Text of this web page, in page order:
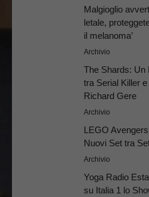
Malgioglio
letale,
il melanoma’
Archivio
The Shards: Un
tra Serial Killer
Richard Gere
Archivio
LEGO
Nuovi Set tra
Archivio
Yoga Radio
su Italia 1 lo